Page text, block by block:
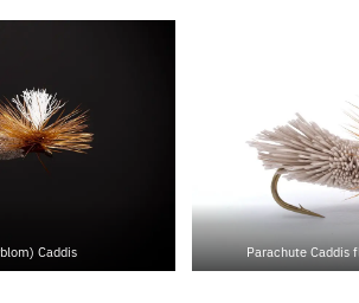
Caddis Parachute Caddis